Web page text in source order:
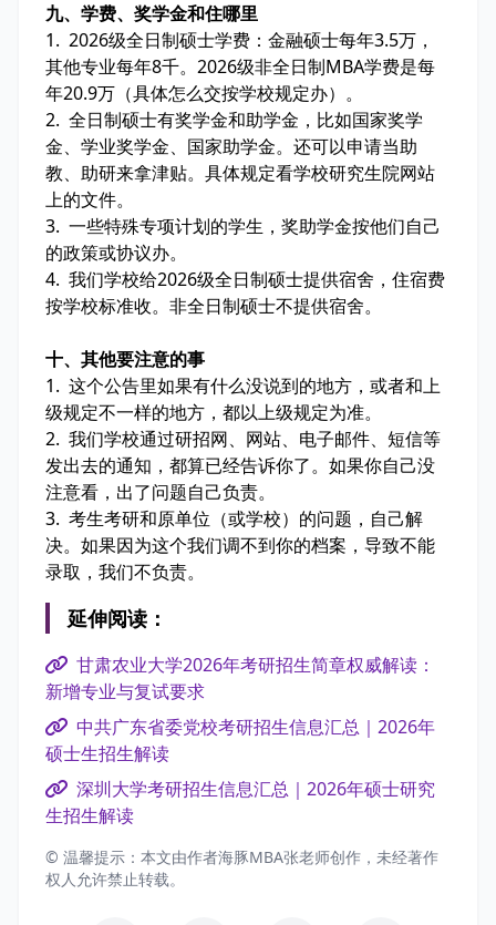
九、学费、奖学金和住哪里
1. 2026级全日制硕士学费：金融硕士每年3.5万，
其他专业每年8千。2026级非全日制MBA学费是每
年20.9万（具体怎么交按学校规定办）。
2. 全日制硕士有奖学金和助学金，比如国家奖学
金、学业奖学金、国家助学金。还可以申请当助
教、助研来拿津贴。具体规定看学校研究生院网站
上的文件。
3. 一些特殊专项计划的学生，奖助学金按他们自己
的政策或协议办。
4. 我们学校给2026级全日制硕士提供宿舍，住宿费
按学校标准收。非全日制硕士不提供宿舍。
十、其他要注意的事
1. 这个公告里如果有什么没说到的地方，或者和上
级规定不一样的地方，都以上级规定为准。
2. 我们学校通过研招网、网站、电子邮件、短信等
发出去的通知，都算已经告诉你了。如果你自己没
注意看，出了问题自己负责。
3. 考生考研和原单位（或学校）的问题，自己解
决。如果因为这个我们调不到你的档案，导致不能
录取，我们不负责。
延伸阅读：
甘肃农业大学2026年考研招生简章权威解读：
新增专业与复试要求
中共广东省委党校考研招生信息汇总｜2026年
硕士生招生解读
深圳大学考研招生信息汇总｜2026年硕士研究
生招生解读
© 温馨提示：本文由作者海豚MBA张老师创作，未经著作
权人允许禁止转载。